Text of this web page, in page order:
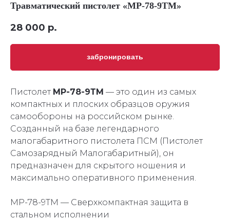
Травматический пистолет «МР-78-9ТМ»
28 000 р.
забронировать
Пистолет МР-78-9ТМ — это один из самых
компактных и плоских образцов оружия
самообороны на российском рынке.
Созданный на базе легендарного
малогабаритного пистолета ПСМ (Пистолет
Самозарядный Малогабаритный), он
предназначен для скрытого ношения и
максимально оперативного применения.
МР-78-9ТМ — Сверхкомпактная защита в
стальном исполнении